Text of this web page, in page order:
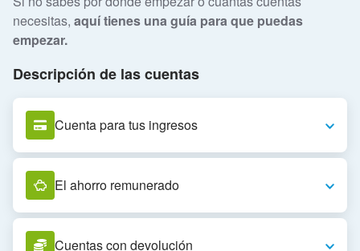
necesitas, aquí tienes una guía para que puedas
empezar.
Descripción de las cuentas
Cuenta para tus ingresos
El ahorro remunerado
Cuentas con devolución